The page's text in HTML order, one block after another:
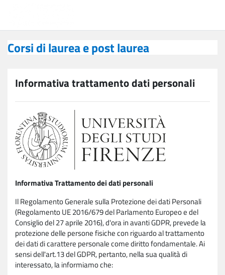
Corsi di laurea e post laurea
Informativa trattamento dati personali
Informativa Trattamento dei dati personali
Il Regolamento Generale sulla Protezione dei dati Personali
(Regolamento UE 2016/679 del Parlamento Europeo e del
Consiglio del 27 aprile 2016), d'ora in avanti GDPR, prevede la
protezione delle persone fisiche con riguardo al trattamento
dei dati di carattere personale come diritto fondamentale. Ai
sensi dell'art.13 del GDPR, pertanto, nella sua qualità di
interessato, la informiamo che: